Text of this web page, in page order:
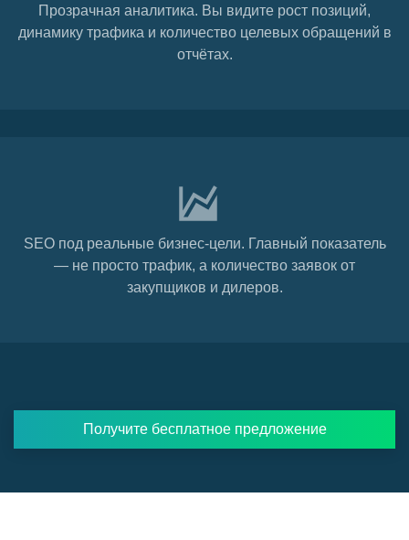
Прозрачная аналитика. Вы видите рост позиций,
динамику трафика и количество целевых обращений в
отчётах.
SEO под реальные бизнес-цели. Главный показатель
— не просто трафик, а количество заявок от
закупщиков и дилеров.
Получите бесплатное предложение